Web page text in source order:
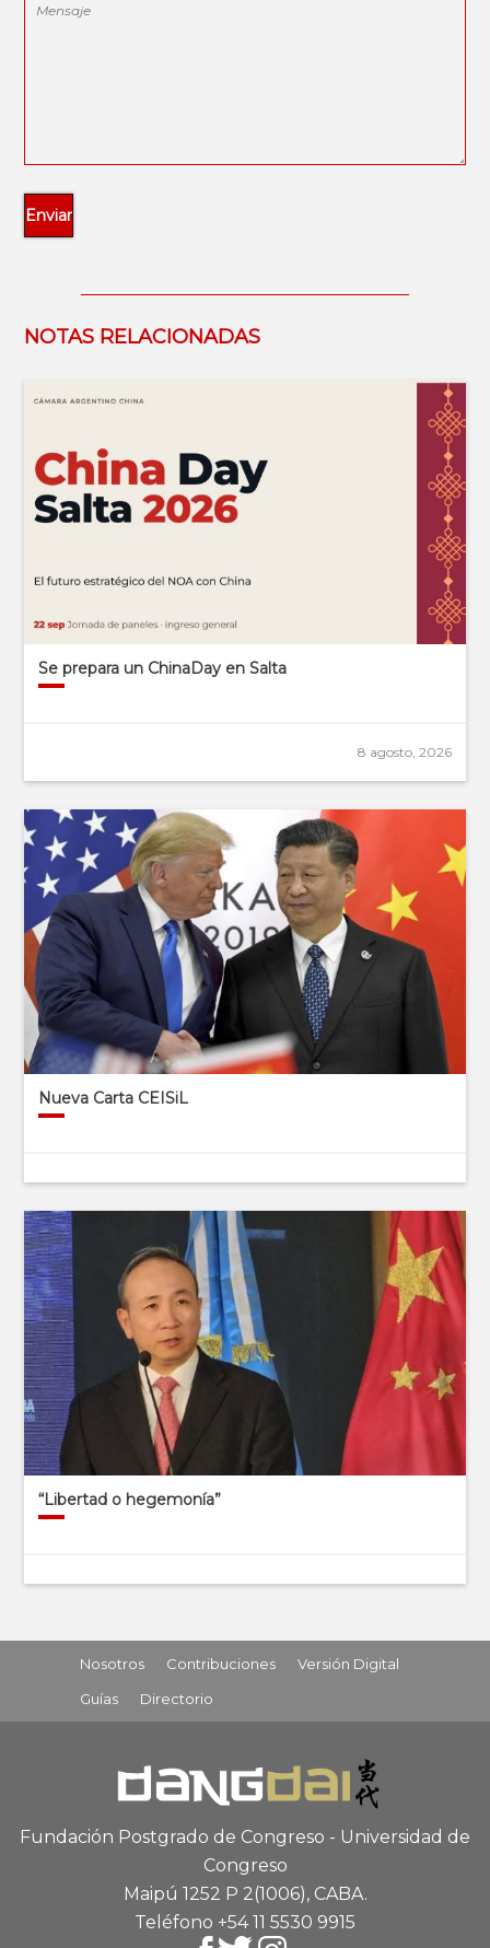
NOTAS RELACIONADAS
Se prepara un ChinaDay en Salta
8 agosto, 2026
Nueva Carta CEISiL
“Libertad o hegemonía”
Nosotros Contribuciones
Versión Digital
Guías
Directorio
Fundación Postgrado de Congreso - Universidad de
Congreso
Maipú 1252 P 2(1006), CABA.
Teléfono +54 11 5530 9915